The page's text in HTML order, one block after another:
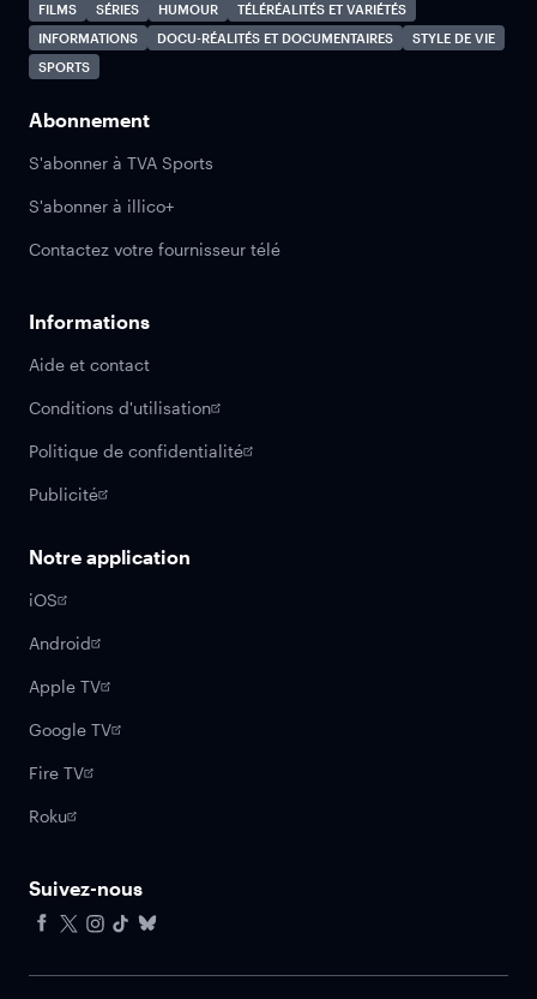
FILMS SÉRIES HUMOUR
TÉLÉRÉALITÉS ET VARIÉTÉS
INFORMATIONS
DOCU-RÉALITÉS ET DOCUMENTAIRES
STYLE DE VIE
SPORTS
Abonnement
S'abonner à TVA Sports
S'abonner à illico+
Contactez votre fournisseur télé
Informations
Aide et contact
Conditions d'utilisation
Politique de confidentialité
Publicité
Notre application
iOS
Android
Apple TV
Google TV
Fire TV
Roku
Suivez-nous